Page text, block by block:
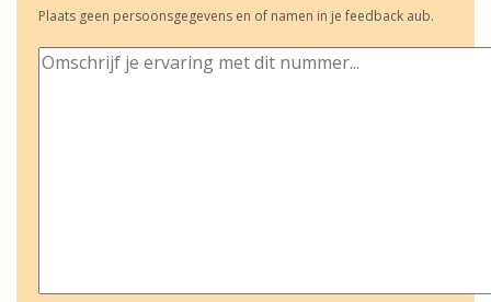
Plaats geen persoonsgegevens en of namen in je feedback aub.